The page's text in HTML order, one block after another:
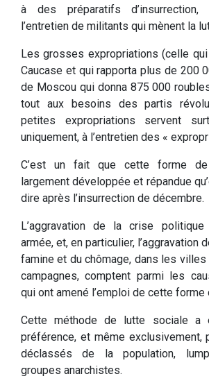
à des préparatifs d’insurrection,
l’entretien de militants qui mènent la
Les grosses expropriations (celle
Caucase et qui rapporta plus de 200
de Moscou qui donna 875 000
tout aux besoins des partis
petites expropriations servent
uniquement, à l’entretien des «
C’est un fait que cette forme
largement développée et répandue
dire après l’insurrection de décembre.
L’aggravation de la crise
armée, et, en particulier, l’aggravation
famine et du chômage, dans les
campagnes, comptent parmi les
qui ont amené l’emploi de cette forme
Cette méthode de lutte sociale a
préférence, et même exclusivement,
déclassés de la population,
groupes anarchistes.